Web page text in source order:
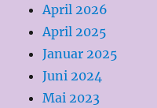
April 2026
April 2025
Januar 2025
Juni 2024
Mai 2023